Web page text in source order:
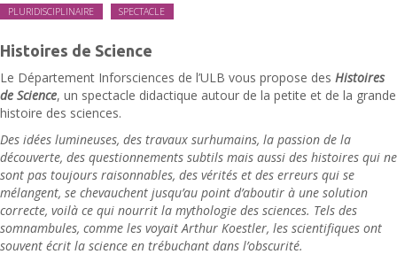
PLURIDISCIPLINAIRE SPECTACLE
Histoires de Science
Le Département Inforsciences de l’ULB vous propose des Histoires
de Science, un spectacle didactique autour de la petite et de la grande
histoire des sciences.
Des idées lumineuses, des travaux surhumains, la passion de la
découverte, des questionnements subtils mais aussi des histoires qui ne
sont pas toujours raisonnables, des vérités et des erreurs qui se
mélangent, se chevauchent jusqu’au point d’aboutir à une solution
correcte, voilà ce qui nourrit la mythologie des sciences. Tels des
somnambules, comme les voyait Arthur Koestler, les scientifiques ont
souvent écrit la science en trébuchant dans l’obscurité.